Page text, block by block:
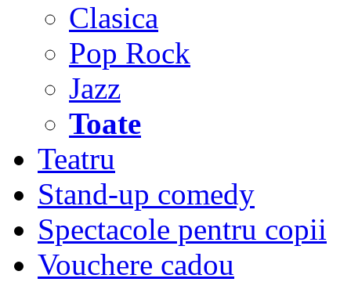
Clasica
Pop Rock
Jazz
Toate
Teatru
Stand-up comedy
Spectacole pentru copii
Vouchere cadou